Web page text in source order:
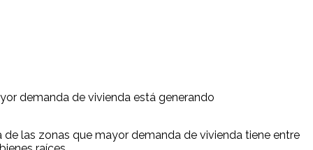
demanda de vivienda está generando
las zonas que mayor demanda de vivienda tiene entre